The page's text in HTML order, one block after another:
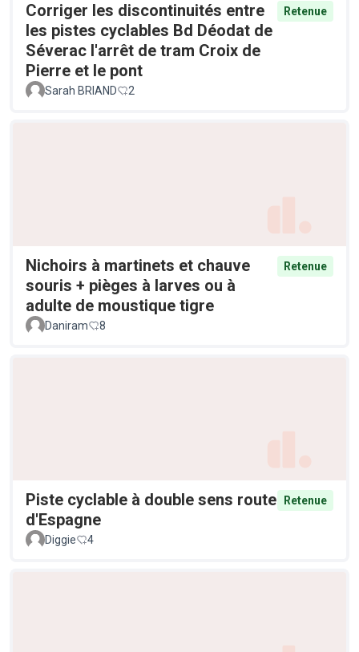
Corriger les discontinuités entre
les pistes cyclables Bd Déodat de
Séverac l'arrêt de tram Croix de
Pierre et le pont
Retenue
Sarah BRIAND 2
Nichoirs à martinets et chauve
souris + pièges à larves ou à
adulte de moustique tigre
Retenue
Daniram 8
Piste cyclable à double sens route
d'Espagne
Retenue
Diggie 4